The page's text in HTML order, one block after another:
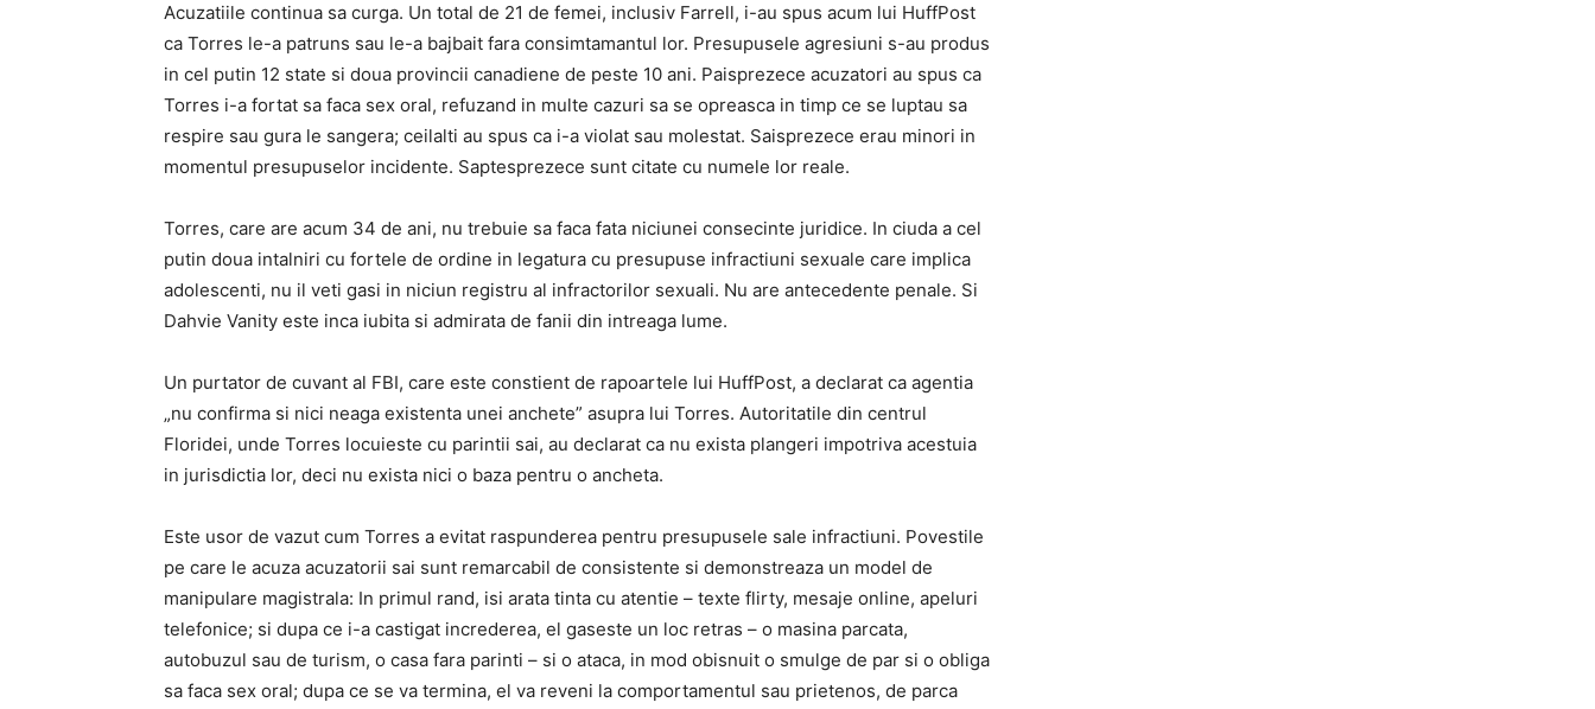
Acuzatiile continua sa curga. Un total de 21 de femei, inclusiv Farrell, i-au spus acum lui HuffPost
ca Torres le-a patruns sau le-a bajbait fara consimtamantul lor. Presupusele agresiuni s-au produs
in cel putin 12 state si doua provincii canadiene de peste 10 ani. Paisprezece acuzatori au spus ca
Torres i-a fortat sa faca sex oral, refuzand in multe cazuri sa se opreasca in timp ce se luptau sa
respire sau gura le sangera; ceilalti au spus ca i-a violat sau molestat. Saisprezece erau minori in
momentul presupuselor incidente. Saptesprezece sunt citate cu numele lor reale.
Torres, care are acum 34 de ani, nu trebuie sa faca fata niciunei consecinte juridice. In ciuda a cel
putin doua intalniri cu fortele de ordine in legatura cu presupuse infractiuni sexuale care implica
adolescenti, nu il veti gasi in niciun registru al infractorilor sexuali. Nu are antecedente penale. Si
Dahvie Vanity este inca iubita si admirata de fanii din intreaga lume.
Un purtator de cuvant al FBI, care este constient de rapoartele lui HuffPost, a declarat ca agentia
„nu confirma si nici neaga existenta unei anchete” asupra lui Torres. Autoritatile din centrul
Floridei, unde Torres locuieste cu parintii sai, au declarat ca nu exista plangeri impotriva acestuia
in jurisdictia lor, deci nu exista nici o baza pentru o ancheta.
Este usor de vazut cum Torres a evitat raspunderea pentru presupusele sale infractiuni. Povestile
pe care le acuza acuzatorii sai sunt remarcabil de consistente si demonstreaza un model de
manipulare magistrala: In primul rand, isi arata tinta cu atentie – texte flirty, mesaje online, apeluri
telefonice; si dupa ce i-a castigat increderea, el gaseste un loc retras – o masina parcata,
autobuzul sau de turism, o casa fara parinti – si o ataca, in mod obisnuit o smulge de par si o obliga
sa faca sex oral; dupa ce se va termina, el va reveni la comportamentul sau prietenos, de parca